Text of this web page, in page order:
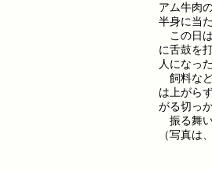
アム牛肉
半身に当
この日
に舌鼓を
人になっ
飼料な
は上がら
がる切っ
振る舞い
（写真は